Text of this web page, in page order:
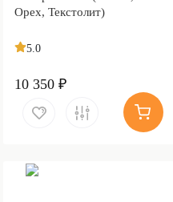
Орех, Текстолит)
5.0
10 350 ₽